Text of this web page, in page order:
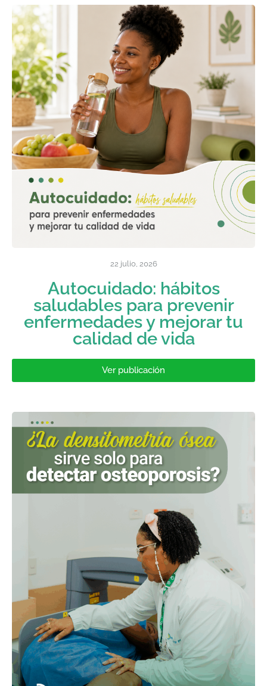
22 julio, 2026
Autocuidado: hábitos
saludables para prevenir
enfermedades y mejorar tu
calidad de vida
Ver publicación